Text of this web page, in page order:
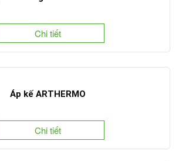
Chi tiết
Áp kế ARTHERMO
Chi tiết